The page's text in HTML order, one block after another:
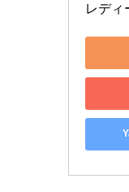
レディ